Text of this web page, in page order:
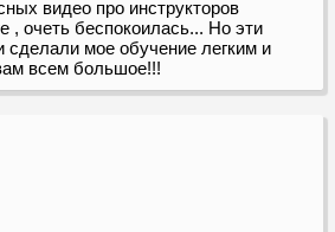
видео про инструкторов
, очеть беспокоилась... Но эти
мое обучение легким и
всем большое!!!